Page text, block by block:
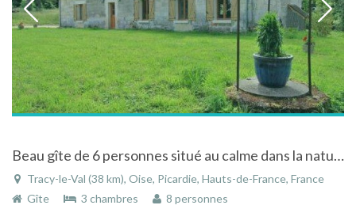
Beau gîte de 6 personnes situé au calme dans la nature à Tracy-le-Val dans l'Oise en Picardie
Tracy-le-Val (38 km), Oise, Picardie, Hauts-de-France, France
Gîte
3 chambres 8 personnes